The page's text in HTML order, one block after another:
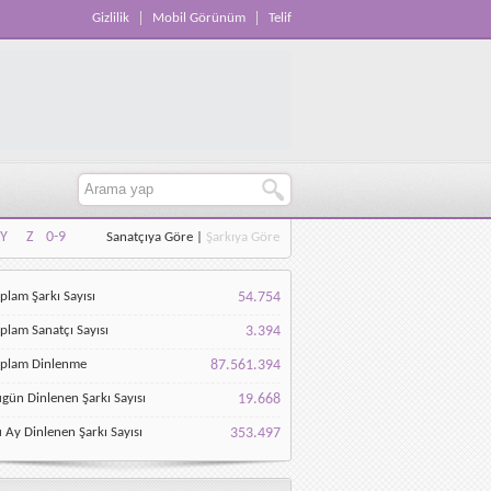
Gizlilik Mobil Görünüm Telif
Y Z
0-9
Y Z 0-9
Sanatçıya Göre Şarkıya Göre
Şarkı Sayısı 54.754
Sanatçı Sayısı 3.394
Dinlenme 87.561.394
Dinlenen Şarkı Sayısı 19.668
Ay Dinlenen Şarkı Sayısı 353.497